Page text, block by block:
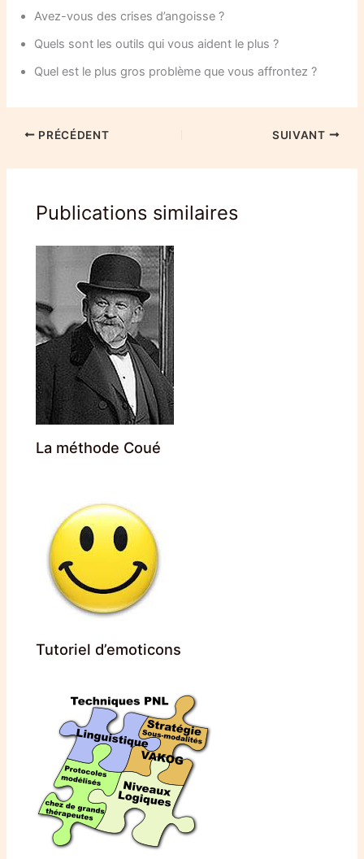
Avez-vous des crises d’angoisse ?
Quels sont les outils qui vous aident le plus ?
Quel est le plus gros problème que vous affrontez ?
PRÉCÉDENT SUIVANT
Publications similaires
La méthode Coué
Tutoriel d’emoticons